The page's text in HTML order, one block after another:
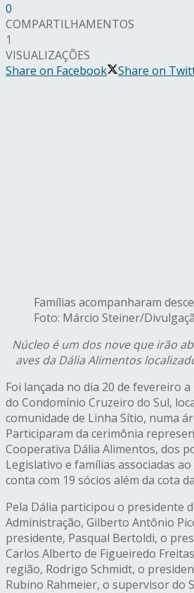
0
COMPARTILHAMENTOS
1
VISUALIZAÇÕES
Share on Facebook
Share on
Famílias acompanharam
Foto: Márcio Steiner/
Núcleo é um dos nove que irão
aves da Dália Alimentos
Foi lançada no dia 20 de fevereiro
do Condomínio Cruzeiro do Sul,
comunidade de Linha Sítio, numa
Participaram da cerimônia
Cooperativa Dália Alimentos, dos
Legislativo e famílias associadas
conta com 19 sócios além da cota
Pela Dália participou o presidente
Administração, Gilberto Antônio
presidente, Pasqual Bertoldi, o
Carlos Alberto de Figueiredo
região, Rodrigo Schmidt, o
Rubino Rahmeier, o supervisor do